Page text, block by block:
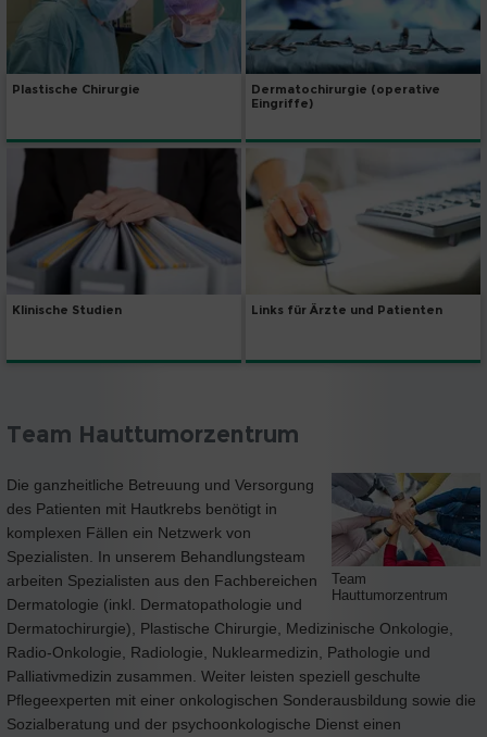
Plastische Chirurgie
Dermatochirurgie (operative
Eingriffe)
Klinische Studien Links für Ärzte und Patienten
Team Hauttumorzentrum
Team
Hauttumorzentrum
Die ganzheitliche Betreuung und Versorgung
des Patienten mit Hautkrebs benötigt in
komplexen Fällen ein Netzwerk von
Spezialisten. In unserem Behandlungsteam
arbeiten Spezialisten aus den Fachbereichen
Dermatologie (inkl. Dermatopathologie und
Dermatochirurgie), Plastische Chirurgie, Medizinische Onkologie,
Radio-Onkologie, Radiologie, Nuklearmedizin, Pathologie und
Palliativmedizin zusammen. Weiter leisten speziell geschulte
Pflegeexperten mit einer onkologischen Sonderausbildung sowie die
Sozialberatung und der psychoonkologische Dienst einen